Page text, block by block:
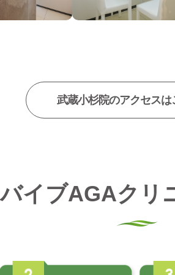
武蔵小杉院のアクセスは
イブAGAクリ